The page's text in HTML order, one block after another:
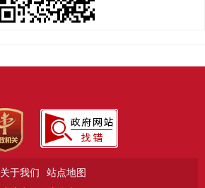
关于我们 站点地图